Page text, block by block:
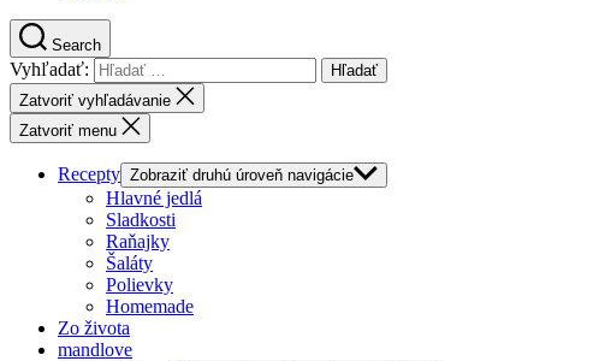
Search
Vyhľadať:
Zatvoriť vyhľadávanie
Zatvoriť menu
Recepty Zobraziť druhú úroveň navigácie
Hlavné jedlá
Sladkosti
Raňajky
Šaláty
Polievky
Homemade
Zo života
mandlove